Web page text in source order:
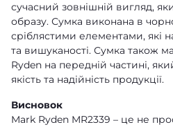
сучасний зовнішній вигляд,
образу. Сумка виконана в
сріблястими елементами, які
та вишуканості. Сумка також
Ryden на передній частині,
якість та надійність продукції.
Висновок
Mark Ryden MR2339 – це не